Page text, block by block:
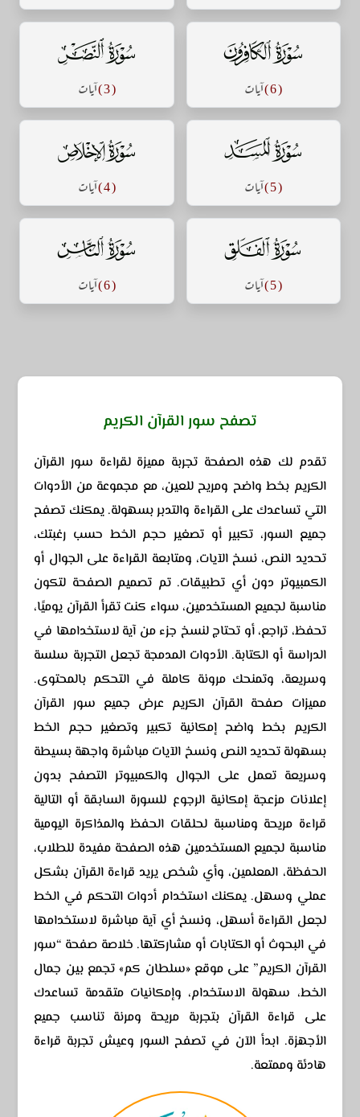
سورة الكافرون
( 6 ) آيات
سورة النصر
( 3 ) آيات
سورة المسد
( 5 ) آيات
سورة الإخلاص
( 4 ) آيات
سورة الفلق
( 5 ) آيات
سورة الناس
( 6 ) آيات
تصفح سور القرآن الكريم
تقدم لك هذه الصفحة تجربة مميزة لقراءة سور القرآن
الكريم بخط واضح ومريح للعين، مع مجموعة من الأدوات
التي تساعدك على القراءة والتدبر بسهولة. يمكنك تصفح
جميع السور، تكبير أو تصغير حجم الخط حسب رغبتك،
تحديد النص، نسخ الآيات، ومتابعة القراءة على الجوال أو
الكمبيوتر دون أي تطبيقات. تم تصميم الصفحة لتكون
مناسبة لجميع المستخدمين، سواء كنت تقرأ القرآن يوميًا،
تحفظ، تراجع، أو تحتاج لنسخ جزء من آية لاستخدامها في
الدراسة أو الكتابة. الأدوات المدمجة تجعل التجربة سلسة
وسريعة، وتمنحك مرونة كاملة في التحكم بالمحتوى.
مميزات صفحة القرآن الكريم عرض جميع سور القرآن
الكريم بخط واضح إمكانية تكبير وتصغير حجم الخط
بسهولة تحديد النص ونسخ الآيات مباشرة واجهة بسيطة
وسريعة تعمل على الجوال والكمبيوتر التصفح بدون
إعلانات مزعجة إمكانية الرجوع للسورة السابقة أو التالية
قراءة مريحة ومناسبة لحلقات الحفظ والمذاكرة اليومية
مناسبة لجميع المستخدمين هذه الصفحة مفيدة للطلاب،
الحفظة، المعلمين، وأي شخص يريد قراءة القرآن بشكل
عملي وسهل. يمكنك استخدام أدوات التحكم في الخط
لجعل القراءة أسهل، ونسخ أي آية مباشرة لاستخدامها
في البحوث أو الكتابات أو مشاركتها. خلاصة صفحة “سور
القرآن الكريم” على موقع «سلطان كم» تجمع بين جمال
الخط، سهولة الاستخدام، وإمكانيات متقدمة تساعدك
على قراءة القرآن بتجربة مريحة ومرنة تناسب جميع
الأجهزة. ابدأ الآن في تصفح السور وعيش تجربة قراءة
هادئة وممتعة.